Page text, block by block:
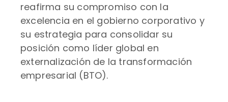
reafirma su compromiso con la
excelencia en el gobierno corporativo y
su estrategia para consolidar su
posición como líder global en
externalización de la transformación
empresarial (BTO).